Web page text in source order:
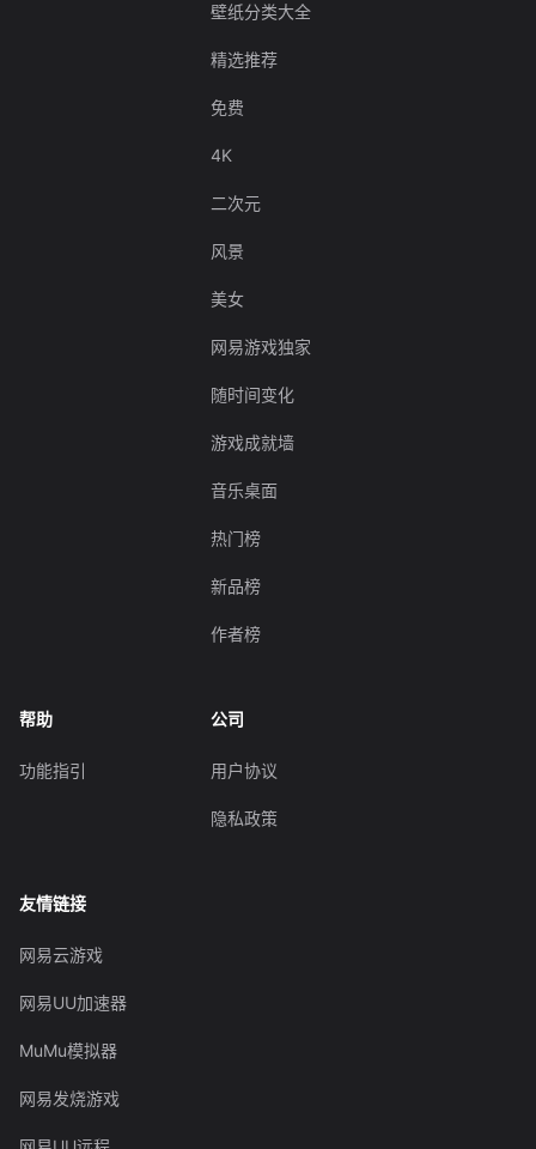
壁纸分类大全
精选推荐
免费
4K
二次元
风景
美女
网易游戏独家
随时间变化
游戏成就墙
音乐桌面
热门榜
新品榜
作者榜
帮助
功能指引
公司
用户协议
隐私政策
友情链接
网易云游戏
网易UU加速器
MuMu模拟器
网易发烧游戏